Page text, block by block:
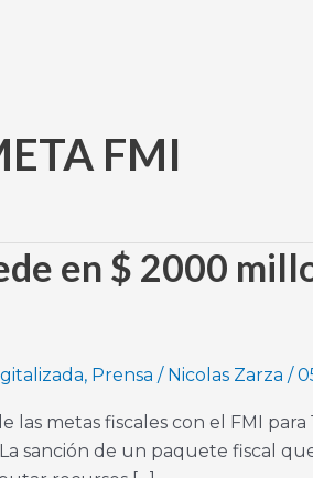
FMI
en $ 2000
, Prensa / Nicolas Zarza /
las metas fiscales con el FMI
La sanción de un paquete fiscal